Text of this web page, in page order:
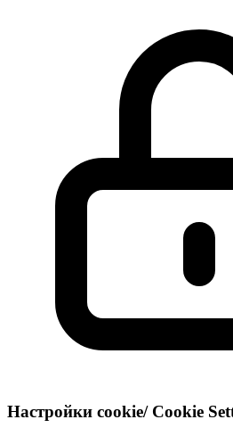
Настройки cookie/ Cookie